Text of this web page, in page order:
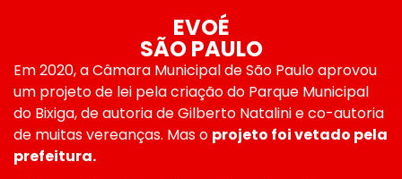
EVOÉ
SÃO PAULO
Em 2020, a Câmara Municipal de São Paulo aprovou
um projeto de lei pela criação do Parque Municipal
do Bixiga, de autoria de Gilberto Natalini e co-autoria
de muitas vereanças. Mas o projeto foi vetado pela
prefeitura.